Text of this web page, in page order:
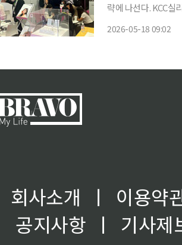
략에 나선다. KCC실리콘은 19일부터 20일까지 미국 뉴욕에서 열리는 ‘NYSCC 서플라이어스
2026-05-18 09:02
회사소개 ㅣ
이용약
공지사항
ㅣ
기사제